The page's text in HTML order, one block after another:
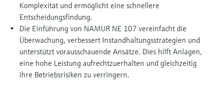
Komplexität und ermöglicht eine schnellere
Entscheidungsfindung.
Die Einführung von NAMUR NE 107 vereinfacht die
Überwachung, verbessert Instandhaltungsstrategien und
unterstützt vorausschauende Ansätze. Dies hilft Anlagen,
eine hohe Leistung aufrechtzuerhalten und gleichzeitig
ihre Betriebsrisiken zu verringern.